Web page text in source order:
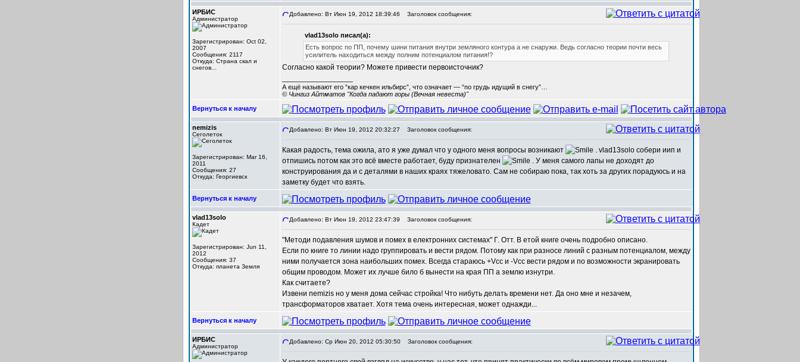
ИРБИС
Администратор
Зарегистрирован: Oct 02,
2007
Сообщения: 2117
Откуда: Cтрана скал и
снегов...
Добавлено: Вт Июн 19, 2012 18:39:46 Заголовок сообщения:
vlad13solo писал(а):
Есть вопрос по ПП, почему шини питания внутри земляного контура а не снаружи. Ведь согласно теории почти весь
усилитель находиться между полним потенциалом питания!?
Согласно какой теории? Можете привести первоисточник?
А ещё называют его “кар кечкен ильбирс”, что означает — “по грудь идущий в снегу”…
© Чингиз Айтматов "Когда падают горы (Вечная невеста)"
Вернуться к началу
nemizis
Сеголеток
Зарегистрирован: Mar 16,
2011
Сообщения: 27
Откуда: Георгиевск
Добавлено: Вт Июн 19, 2012 20:32:27 Заголовок сообщения:
Какая радость, тема ожила, ато я уже думал что у одного меня вопросы возникают
. vlad13solo собери иип и
отпишись потом как это всё вместе работает, буду признателен
. У меня самого лапы не доходят до
конструирования да и с деталями в наших краях тяжеловато. Сам не собираю пока, так хоть за других порадуюсь и на
заметку будет что взять.
Вернуться к началу
vlad13solo
Кадет
Зарегистрирован: Jun 11,
2012
Сообщения: 37
Откуда: планета Земля
Добавлено: Вт Июн 19, 2012 23:47:39 Заголовок сообщения:
"Методи подавления шумов и помех в електронних системах" Г. Отт. В етой книге очень подробно описано.
Если по книге то линии надо группировать и вести рядом. Потому как при разносе линий с разным потенциалом, между
ними получается зона наибольших помех. Всегда стараюсь +Vcc и -Vcc вести рядом и по возможности экранировать
общим проводом. Может их лучше било б вынести на края ПП а землю изнутри.
Как считаете?
Извени nemizis но у меня дома сейчас стройка! Что нибуть делать времени нет. Да оно мне и незачем,
трансформаторов хватает. Хотя тема очень интересная, может однажди...
Вернуться к началу
ИРБИС
Администратор
Добавлено: Ср Июн 20, 2012 05:30:50 Заголовок сообщения: